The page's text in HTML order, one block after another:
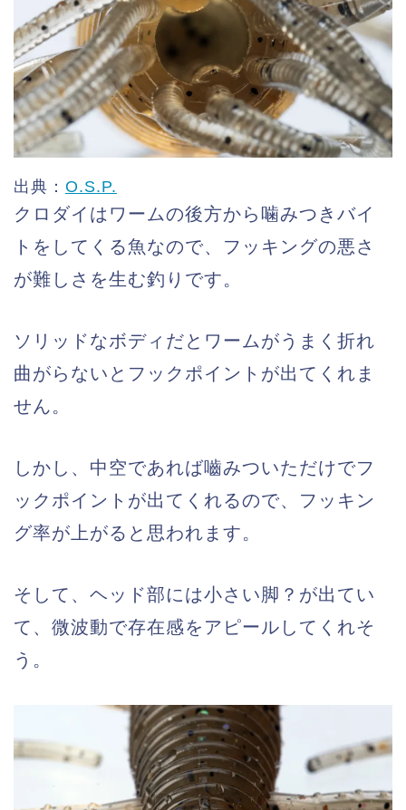
出典： O.S.P.
クロダイはワームの後方から噛みつきバイ
トをしてくる魚なので、フッキングの悪さ
が難しさを生む釣りです。
ソリッドなボディだとワームがうまく折れ
曲がらないとフックポイントが出てくれま
せん。
しかし、中空であれば嚙みついただけでフ
ックポイントが出てくれるので、フッキン
グ率が上がると思われます。
そして、ヘッド部には小さい脚？が出てい
て、微波動で存在感をアピールしてくれそ
う。